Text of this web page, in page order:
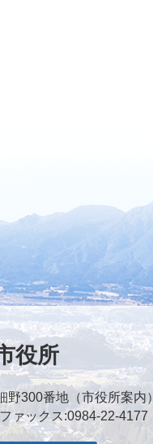
役所
野300番地（市役所案内）
ファックス:0984-22-4177